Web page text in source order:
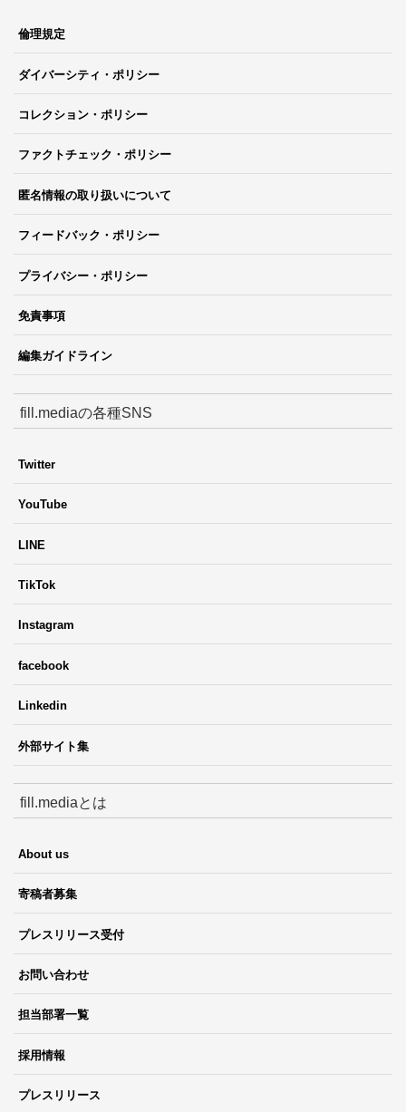
倫理規定
ダイバーシティ・ポリシー
コレクション・ポリシー
ファクトチェック・ポリシー
匿名情報の取り扱いについて
フィードバック・ポリシー
プライバシー・ポリシー
免責事項
編集ガイドライン
fill.mediaの各種SNS
Twitter
YouTube
LINE
TikTok
Instagram
facebook
Linkedin
外部サイト集
fill.mediaとは
About us
寄稿者募集
プレスリリース受付
お問い合わせ
担当部署一覧
採用情報
プレスリリース